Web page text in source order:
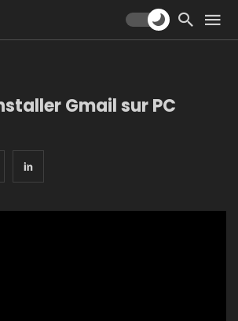
Gmail sur PC